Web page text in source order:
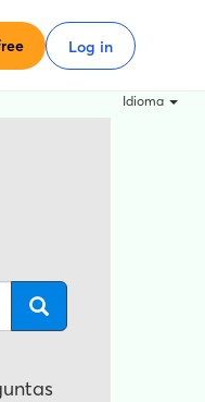
Log in
Idioma